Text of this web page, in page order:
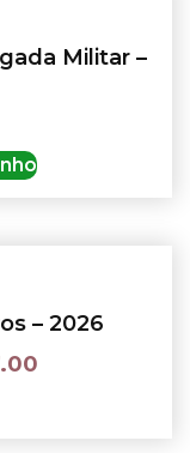
Militar –
– 2026